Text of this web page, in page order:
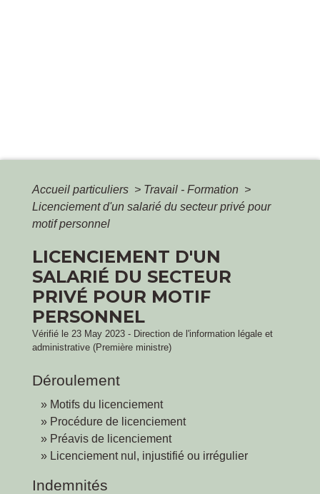
Accueil particuliers > Travail - Formation >
Licenciement d'un salarié du secteur privé pour
motif personnel
LICENCIEMENT D'UN
SALARIÉ DU SECTEUR
PRIVÉ POUR MOTIF
PERSONNEL
Vérifié le 23 May 2023 - Direction de l'information légale et
administrative (Première ministre)
Déroulement
Motifs du licenciement
Procédure de licenciement
Préavis de licenciement
Licenciement nul, injustifié ou irrégulier
Indemnités